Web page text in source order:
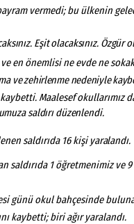
vermedi; bu ülkenin
Eşit olacaksınız. Özgür
en önemlisi ne evde ne
vezehirlenme nedeniyle
Maalesef okullarımız
saldırı düzenlendi.
saldırıda 16 kişiyaralandı.
saldırıda 1 öğretmenimiz ve
günü okul bahçesinde
kaybetti; biri ağır yaralandı.